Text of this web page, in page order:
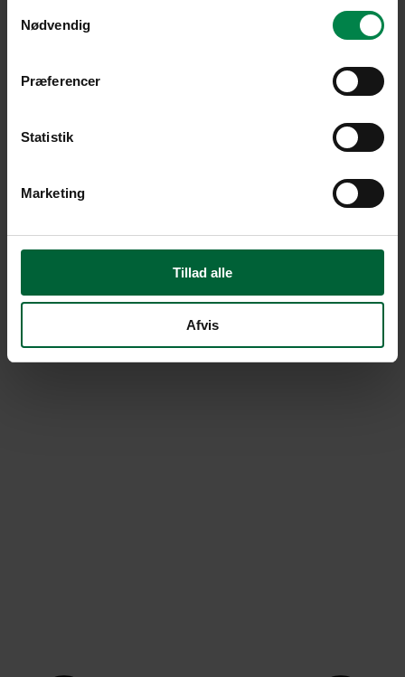
Nødvendig
Præferencer
Statistik
Marketing
Tillad alle
Afvis